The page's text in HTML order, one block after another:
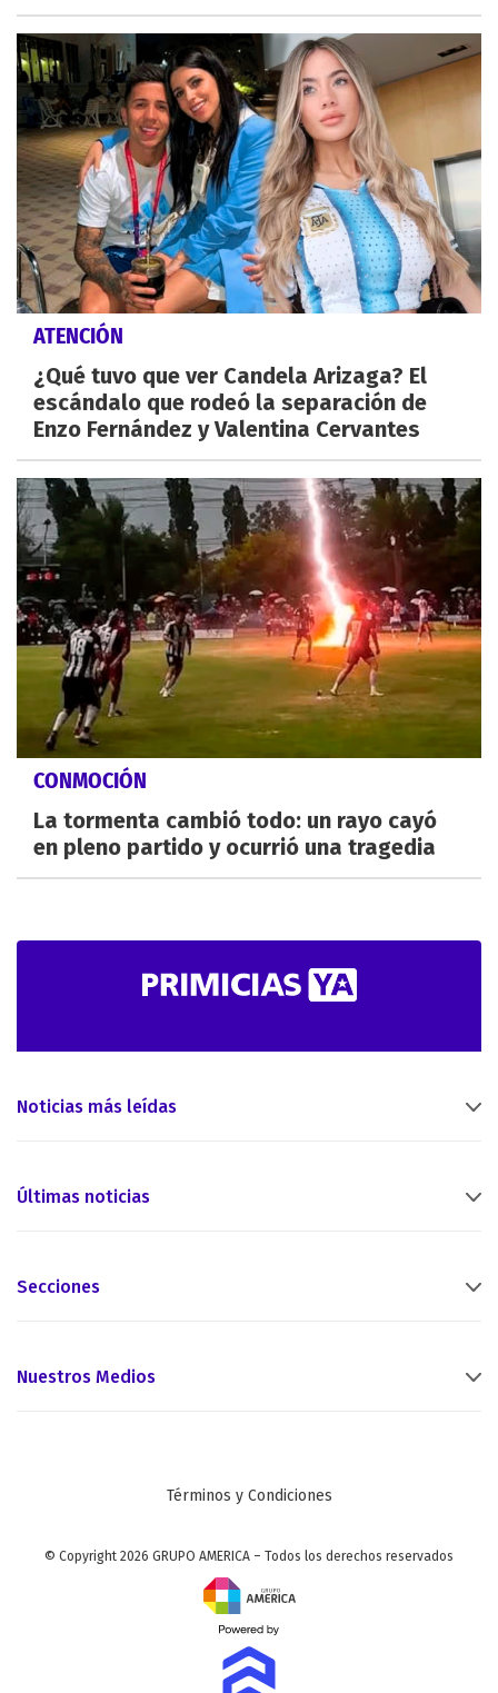
ATENCIÓN
¿Qué tuvo que ver Candela Arizaga? El
escándalo que rodeó la separación de
Enzo Fernández y Valentina Cervantes
CONMOCIÓN
La tormenta cambió todo: un rayo cayó
en pleno partido y ocurrió una tragedia
Noticias más leídas
Últimas noticias
Secciones
Nuestros Medios
Términos y Condiciones
© Copyright 2026 GRUPO AMERICA – Todos los derechos reservados